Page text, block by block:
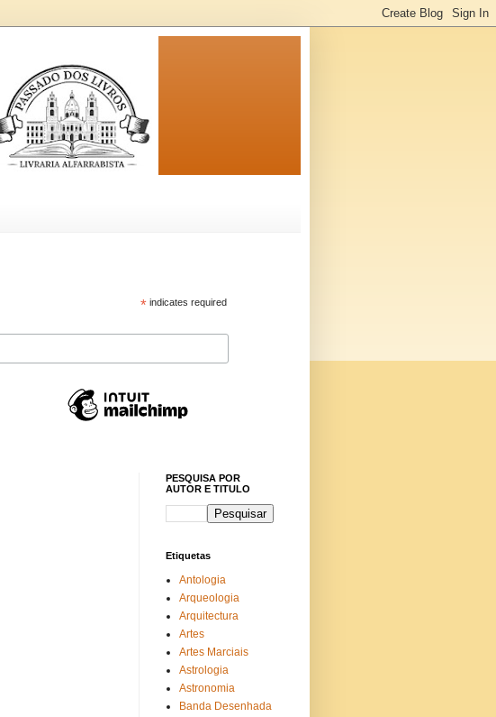
*indicates required
PESQUISA POR
AUTOR E TITULO
Etiquetas
Antologia
Arqueologia
Arquitectura
Artes
Artes Marciais
Astrologia
Astronomia
Banda Desenhada